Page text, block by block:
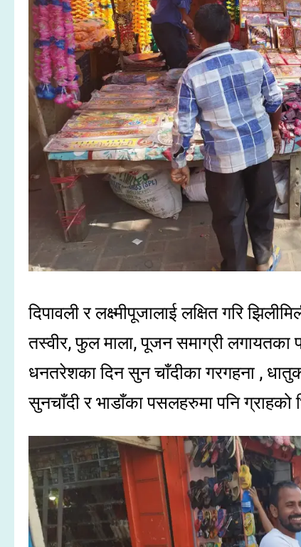
दिपावली र लक्ष्मीपूजालाई लक्षित गरि
तस्वीर, फुल माला, पूजन समाग्री
धनतरेशका दिन सुन चाँदीका गरगहना ,
सुनचाँदी र भाडाँका पसलहरुमा पनि